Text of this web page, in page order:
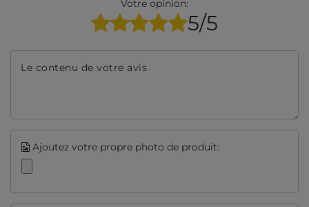
Votre opinion:
5/5
Le contenu de votre avis
Ajoutez votre propre photo de produit: